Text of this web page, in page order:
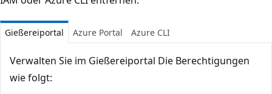
Gießereiportal Azure Portal Azure CLI
Verwalten Sie im Gießereiportal Die Berechtigungen
wie folgt: